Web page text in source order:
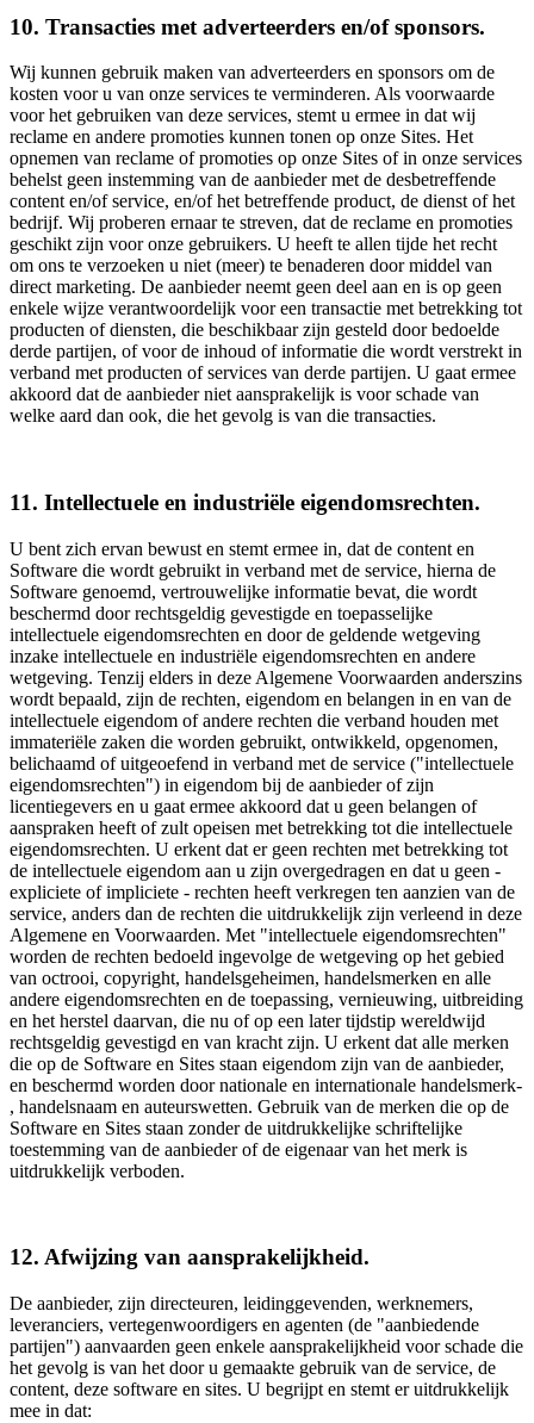
10. Transacties met adverteerders en/of sponsors.
Wij kunnen gebruik maken van adverteerders en sponsors om de
kosten voor u van onze services te verminderen. Als voorwaarde
voor het gebruiken van deze services, stemt u ermee in dat wij
reclame en andere promoties kunnen tonen op onze Sites. Het
opnemen van reclame of promoties op onze Sites of in onze services
behelst geen instemming van de aanbieder met de desbetreffende
content en/of service, en/of het betreffende product, de dienst of het
bedrijf. Wij proberen ernaar te streven, dat de reclame en promoties
geschikt zijn voor onze gebruikers. U heeft te allen tijde het recht
om ons te verzoeken u niet (meer) te benaderen door middel van
direct marketing. De aanbieder neemt geen deel aan en is op geen
enkele wijze verantwoordelijk voor een transactie met betrekking tot
producten of diensten, die beschikbaar zijn gesteld door bedoelde
derde partijen, of voor de inhoud of informatie die wordt verstrekt in
verband met producten of services van derde partijen. U gaat ermee
akkoord dat de aanbieder niet aansprakelijk is voor schade van
welke aard dan ook, die het gevolg is van die transacties.
11. Intellectuele en industriële eigendomsrechten.
U bent zich ervan bewust en stemt ermee in, dat de content en
Software die wordt gebruikt in verband met de service, hierna de
Software genoemd, vertrouwelijke informatie bevat, die wordt
beschermd door rechtsgeldig gevestigde en toepasselijke
intellectuele eigendomsrechten en door de geldende wetgeving
inzake intellectuele en industriële eigendomsrechten en andere
wetgeving. Tenzij elders in deze Algemene Voorwaarden anderszins
wordt bepaald, zijn de rechten, eigendom en belangen in en van de
intellectuele eigendom of andere rechten die verband houden met
immateriële zaken die worden gebruikt, ontwikkeld, opgenomen,
belichaamd of uitgeoefend in verband met de service ("intellectuele
eigendomsrechten") in eigendom bij de aanbieder of zijn
licentiegevers en u gaat ermee akkoord dat u geen belangen of
aanspraken heeft of zult opeisen met betrekking tot die intellectuele
eigendomsrechten. U erkent dat er geen rechten met betrekking tot
de intellectuele eigendom aan u zijn overgedragen en dat u geen -
expliciete of impliciete - rechten heeft verkregen ten aanzien van de
service, anders dan de rechten die uitdrukkelijk zijn verleend in deze
Algemene en Voorwaarden. Met "intellectuele eigendomsrechten"
worden de rechten bedoeld ingevolge de wetgeving op het gebied
van octrooi, copyright, handelsgeheimen, handelsmerken en alle
andere eigendomsrechten en de toepassing, vernieuwing, uitbreiding
en het herstel daarvan, die nu of op een later tijdstip wereldwijd
rechtsgeldig gevestigd en van kracht zijn. U erkent dat alle merken
die op de Software en Sites staan eigendom zijn van de aanbieder,
en beschermd worden door nationale en internationale handelsmerk-
, handelsnaam en auteurswetten. Gebruik van de merken die op de
Software en Sites staan zonder de uitdrukkelijke schriftelijke
toestemming van de aanbieder of de eigenaar van het merk is
uitdrukkelijk verboden.
12. Afwijzing van aansprakelijkheid.
De aanbieder, zijn directeuren, leidinggevenden, werknemers,
leveranciers, vertegenwoordigers en agenten (de "aanbiedende
partijen") aanvaarden geen enkele aansprakelijkheid voor schade die
het gevolg is van het door u gemaakte gebruik van de service, de
content, deze software en sites. U begrijpt en stemt er uitdrukkelijk
mee in dat: